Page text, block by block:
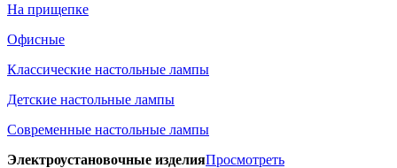
На прищепке
Офисные
Классические настольные лампы
Детские настольные лампы
Современные настольные лампы
Электроустановочные изделияПросмотреть